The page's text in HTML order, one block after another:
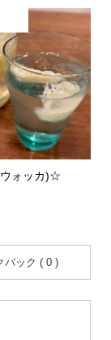
ォッカ)☆
バック ( 0 )